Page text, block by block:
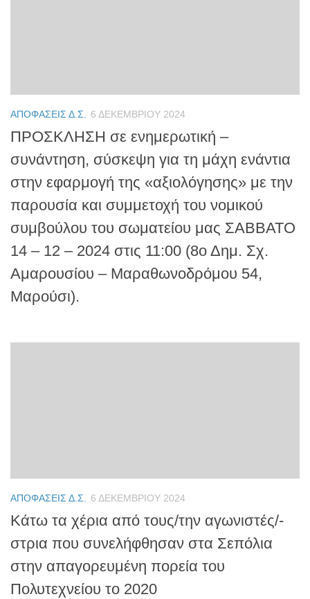
ΑΠΟΦΆΣΕΙΣ Δ.Σ. 6 ΔΕΚΕΜΒΡΊΟΥ 2024
ΠΡΟΣΚΛΗΣΗ σε ενημερωτική –
συνάντηση, σύσκεψη για τη μάχη ενάντια
στην εφαρμογή της «αξιολόγησης» με την
παρουσία και συμμετοχή του νομικού
συμβούλου του σωματείου μας ΣΑΒΒΑΤΟ
14 – 12 – 2024 στις 11:00 (8ο Δημ. Σχ.
Αμαρουσίου – Μαραθωνοδρόμου 54,
Μαρούσι).
ΑΠΟΦΆΣΕΙΣ Δ.Σ. 6 ΔΕΚΕΜΒΡΊΟΥ 2024
Κάτω τα χέρια από τους/την αγωνιστές/-
στρια που συνελήφθησαν στα Σεπόλια
στην απαγορευμένη πορεία του
Πολυτεχνείου το 2020